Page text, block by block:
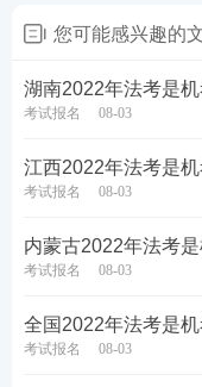
报考关注：【法考
查询】
资料免费下载】
您可能感兴趣的
湖南2022年法考是
考试报名 08-03
江西2022年法考是
考试报名 08-03
内蒙古2022年法考
考试报名 08-03
全国2022年法考是
考试报名 08-03